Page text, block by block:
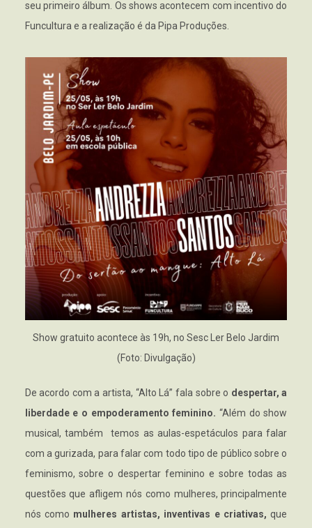
seu primeiro álbum. Os shows acontecem com incentivo do
Funcultura e a realização é da Pipa Produções.
Show gratuito acontece às 19h, no Sesc Ler Belo Jardim
(Foto: Divulgação)
De acordo com a artista, “Alto Lá” fala sobre o despertar, a
liberdade e o empoderamento feminino. “Além do show
musical, também temos as aulas-espetáculos para falar
com a gurizada, para falar com todo tipo de público sobre o
feminismo, sobre o despertar feminino e sobre todas as
questões que afligem nós como mulheres, principalmente
nós como mulheres artistas, inventivas e criativas, que